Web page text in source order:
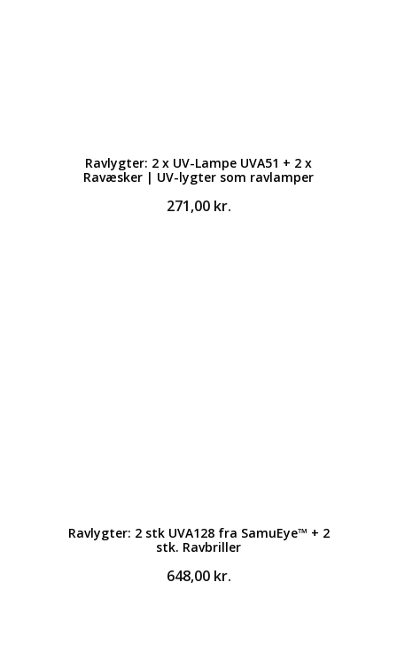
Ravlygter: 2 x UV-Lampe UVA51 + 2 x
Ravæsker | UV-lygter som ravlamper
271,00 kr.
Ravlygter: 2 stk UVA128 fra SamuEye™ + 2
stk. Ravbriller
648,00 kr.